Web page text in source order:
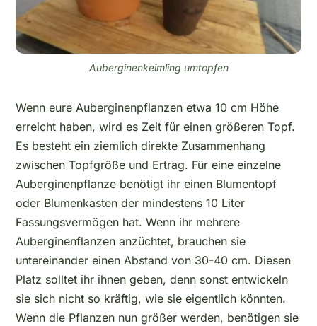
Auberginenkeimling umtopfen
Wenn eure Auberginenpflanzen etwa 10 cm Höhe
erreicht haben, wird es Zeit für einen größeren Topf.
Es besteht ein ziemlich direkte Zusammenhang
zwischen Topfgröße und Ertrag. Für eine einzelne
Auberginenpflanze benötigt ihr einen Blumentopf
oder Blumenkasten der mindestens 10 Liter
Fassungsvermögen hat. Wenn ihr mehrere
Auberginenflanzen anzüchtet, brauchen sie
untereinander einen Abstand von 30-40 cm. Diesen
Platz solltet ihr ihnen geben, denn sonst entwickeln
sie sich nicht so kräftig, wie sie eigentlich könnten.
Wenn die Pflanzen nun größer werden, benötigen sie